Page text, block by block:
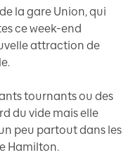
la gare Union, qui
ce week-end
attraction de
tournants ou des
du vide mais elle
peu partout dans les
Hamilton.